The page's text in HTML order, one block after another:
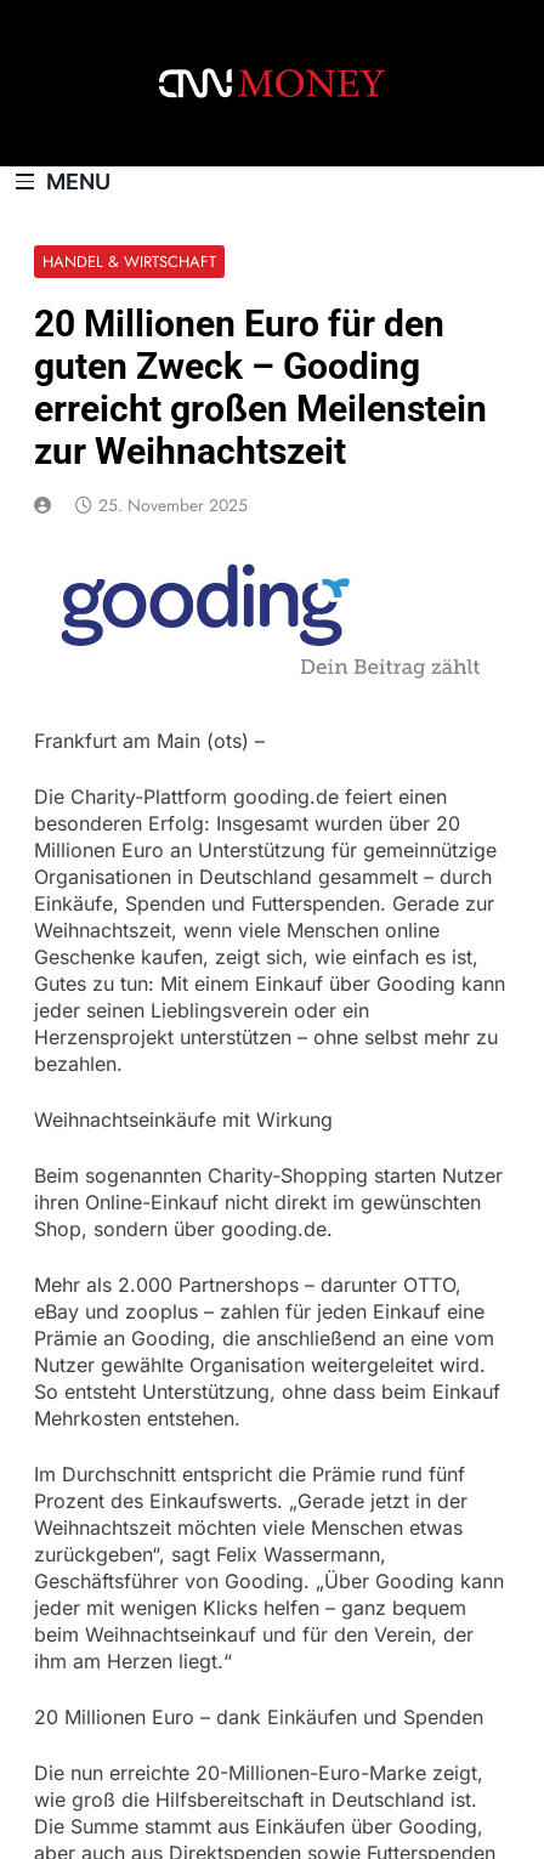
MENU
HANDEL & WIRTSCHAFT
20 Millionen Euro für den
guten Zweck – Gooding
erreicht großen Meilenstein
zur Weihnachtszeit
25. November 2025
Frankfurt am Main (ots) –
Die Charity-Plattform gooding.de feiert einen
besonderen Erfolg: Insgesamt wurden über 20
Millionen Euro an Unterstützung für gemeinnützige
Organisationen in Deutschland gesammelt – durch
Einkäufe, Spenden und Futterspenden. Gerade zur
Weihnachtszeit, wenn viele Menschen online
Geschenke kaufen, zeigt sich, wie einfach es ist,
Gutes zu tun: Mit einem Einkauf über Gooding kann
jeder seinen Lieblingsverein oder ein
Herzensprojekt unterstützen – ohne selbst mehr zu
bezahlen.
Weihnachtseinkäufe mit Wirkung
Beim sogenannten Charity-Shopping starten Nutzer
ihren Online-Einkauf nicht direkt im gewünschten
Shop, sondern über gooding.de.
Mehr als 2.000 Partnershops – darunter OTTO,
eBay und zooplus – zahlen für jeden Einkauf eine
Prämie an Gooding, die anschließend an eine vom
Nutzer gewählte Organisation weitergeleitet wird.
So entsteht Unterstützung, ohne dass beim Einkauf
Mehrkosten entstehen.
Im Durchschnitt entspricht die Prämie rund fünf
Prozent des Einkaufswerts. „Gerade jetzt in der
Weihnachtszeit möchten viele Menschen etwas
zurückgeben“, sagt Felix Wassermann,
Geschäftsführer von Gooding. „Über Gooding kann
jeder mit wenigen Klicks helfen – ganz bequem
beim Weihnachtseinkauf und für den Verein, der
ihm am Herzen liegt.“
20 Millionen Euro – dank Einkäufen und Spenden
Die nun erreichte 20-Millionen-Euro-Marke zeigt,
wie groß die Hilfsbereitschaft in Deutschland ist.
Die Summe stammt aus Einkäufen über Gooding,
aber auch aus Direktspenden sowie Futterspenden